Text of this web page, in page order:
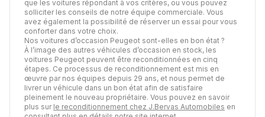
que les voitures répondant à vos critères, ou vous pouvez
solliciter les conseils de notre équipe commerciale. Vous
avez également la possibilité de réserver un essai pour vous
conforter dans votre choix.
Nos voitures d’occasion Peugeot sont-elles en bon état ?
À l’image des autres véhicules d’occasion en stock, les
voitures Peugeot peuvent être reconditionnées en cinq
étapes. Ce processus de reconditionnement est mis en
œuvre par nos équipes depuis 29 ans, et nous permet de
livrer un véhicule dans un bon état afin de satisfaire
pleinement le nouveau propriétaire. Vous pouvez en savoir
plus sur le reconditionnement chez J.Bervas Automobiles en